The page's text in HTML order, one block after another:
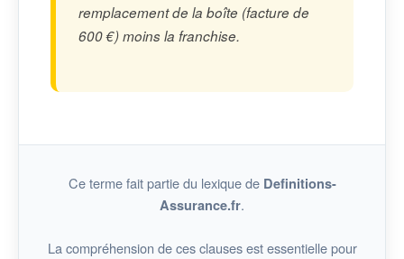
remplacement de la boîte (facture de
600 €) moins la franchise.
Ce terme fait partie du lexique de Definitions-
Assurance.fr.
La compréhension de ces clauses est essentielle pour